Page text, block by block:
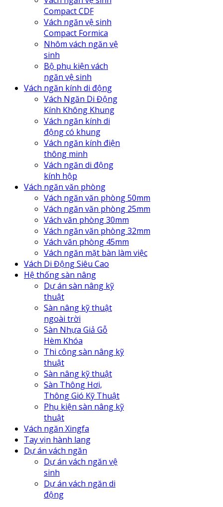
Compact CDF
Vách ngăn vệ sinh
Compact Formica
Nhôm vách ngăn vệ
sinh
Bộ phụ kiện vách
ngăn vệ sinh
Vách ngăn kính di động
Vách Ngăn Di Động
Kính Không Khung
Vách ngăn kính di
động có khung
Vách ngăn kính điện
thông minh
Vách ngăn di động
kính hộp
Vách ngăn văn phòng
Vách ngăn văn phòng 50mm
Vách ngăn văn phòng 25mm
Vách văn phòng 30mm
Vách ngăn văn phòng 32mm
Vách văn phòng 45mm
Vách ngăn mặt bàn làm việc
Vách Di Động Siêu Cao
Hệ thống sàn nâng
Dự án sàn nâng kỹ
thuật
Sàn nâng kỹ thuật
ngoài trời
Sàn Nhựa Giả Gỗ
Hèm Khóa
Thi công sàn nâng kỹ
thuật
Sàn nâng kỹ thuật
Sàn Thông Hơi,
Thông Gió Kỹ Thuật
Phụ kiện sàn nâng kỹ
thuật
Vách ngăn Xingfa
Tay vịn hành lang
Dự án vách ngăn
Dự án vách ngăn vệ
sinh
Dự án vách ngăn di
động